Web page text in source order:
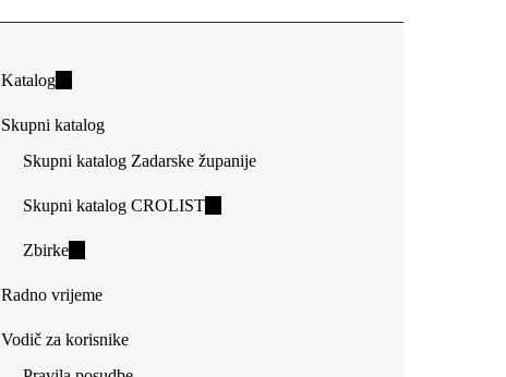
Katalog(link
external)
Skupni katalog
Skupni katalog Zadarske županije
Skupni katalog CROLIST(link
Zbirke(link
external)
Radno vrijeme
Vodič za korisnike